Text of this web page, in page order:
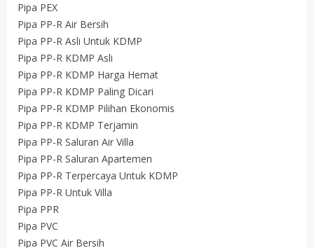
Pipa PEX
Pipa PP-R Air Bersih
Pipa PP-R Asli Untuk KDMP
Pipa PP-R KDMP Asli
Pipa PP-R KDMP Harga Hemat
Pipa PP-R KDMP Paling Dicari
Pipa PP-R KDMP Pilihan Ekonomis
Pipa PP-R KDMP Terjamin
Pipa PP-R Saluran Air Villa
Pipa PP-R Saluran Apartemen
Pipa PP-R Terpercaya Untuk KDMP
Pipa PP-R Untuk Villa
Pipa PPR
Pipa PVC
Pipa PVC Air Bersih